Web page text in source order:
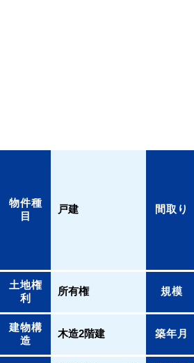
物件種
目
戸建 間取り
土地権
利
所有権 規模
建物構
造
木造2階建 築年月